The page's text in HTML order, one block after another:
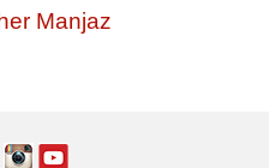
Manjaz